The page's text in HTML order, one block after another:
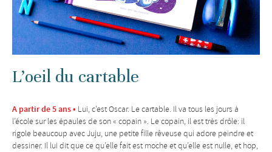
L’oeil du cartable
A partir de 5 ans • Lui, c’est Oscar. Le cartable. Il va tous les jours à
l’école sur les épaules de son « copain ». Le copain, il est très drôle: il
rigole beaucoup avec Juju, une petite fille rêveuse qui adore peindre et
dessiner. Il lui dit que ce qu’elle fait est moche et qu’elle est nulle, et hop,